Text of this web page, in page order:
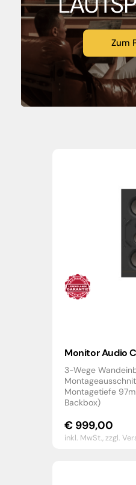
Zum
Monitor Audio
3-Wege
Montagetiefe
Backbox)
€ 999,00
inkl. MwSt.,zzgl.